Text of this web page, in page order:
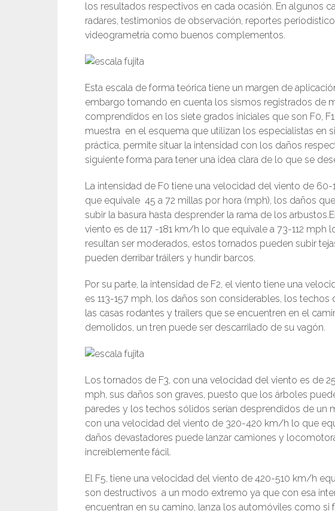
los resultados respectivos en cada ocasión. En algunos
radares, testimonios de observación, reportes
videogrametría como buenos complementos.
Esta escala de forma teórica tiene un margen de
embargo tomando en cuenta los sismos registrados de
comprendidos en los siete grados iniciales que son F0,
muestra en el esquema que utilizan los especialistas en
práctica, permite situar la intensidad con los daños
siguiente forma para tener una idea clara de lo que se
La intensidad de F0 tiene una velocidad del viento de
que equivale 45 a 72 millas por hora (mph), los daños
subir la basura hasta desprender la rama de los
viento es de 117 -181 km/h lo que equivale a 73-112
resultan ser moderados, estos tornados pueden subir
pueden derribar tráilers y hundir barcos.
Por su parte, la intensidad de F2, el viento tiene una
es 113-157 mph, los daños son considerables, los techos
las casas rodantes y trailers que se encuentren en el
demolidos, un tren puede ser descarrilado de su vagón.
Los tornados de F3, con una velocidad del viento es de
mph, sus daños son graves, puesto que los árboles
paredes y los techos sólidos serían desprendidos de un
con una velocidad del viento de 320-420 km/h lo que
daños devastadores puede lanzar camiones y
increíblemente fácil.
El F5, tiene una velocidad del viento de 420-510 km/h
son destructivos a un modo extremo ya que con esa
encuentran en su camino, lanza los automóviles como si